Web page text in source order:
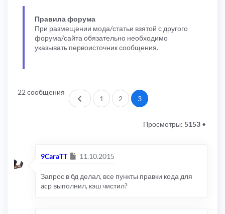
Правила форума
При размещении мода/статьи взятой с другого
форума/сайта обязательно необходимо
указывать первоисточник сообщения.
22 сообщения
Пред.1 2 3
Просмотры: 5153 •
9CaraTT Сообщение
11.10.2015
Запрос в бд делал, все пункты правки кода для
acp выполнил, кэш чистил?